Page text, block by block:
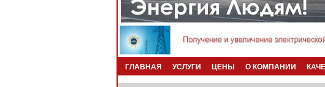
ГЛАВНАЯ УСЛУГИ ЦЕНЫ О КОМПАНИИ